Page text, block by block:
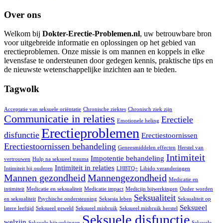
Over ons
Welkom bij Dokter-Erectie-Problemen.nl, uw betrouwbare bron
voor uitgebreide informatie en oplossingen op het gebied van
erectieproblemen. Onze missie is om mannen en koppels in elke
levensfase te ondersteunen door gedegen kennis, praktische tips en
de nieuwste wetenschappelijke inzichten aan te bieden.
Tagwolk
Acceptatie van seksuele oriëntatie Chronische ziektes Chronisch ziek zijn
Communicatie in relaties Emotionele heling Erectiele
disfunctie Erectieproblemen Erectiestoornissen
Erectiestoornissen behandeling Geneesmiddelen effecten Herstel van
vertrouwen Hulp na seksueel trauma Impotentie behandeling Intimiteit
Intimiteit bij ouderen Intimiteit in relaties LHBTQ+ Libido veranderingen
Mannen gezondheid Mannengezondheid Medicatie en
intimiteit Medicatie en seksualiteit Medicatie impact Medicijn bijwerkingen Ouder worden
en seksualiteit Psychische ondersteuning Seksesia leben Seksualiteit Seksualiteit op
latere leeftijd Seksueel geweld Seksueel misbruik Seksueel misbruik herstel
Seksueel
Seksuele disfunctie